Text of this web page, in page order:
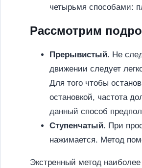
четырьмя способами:
Рассмотрим
Прерывистый. Не
движении следует
Для того чтобы
остановкой, частота
данный способ
Ступенчатый. При
нажимается. Метод
Экстренный метод